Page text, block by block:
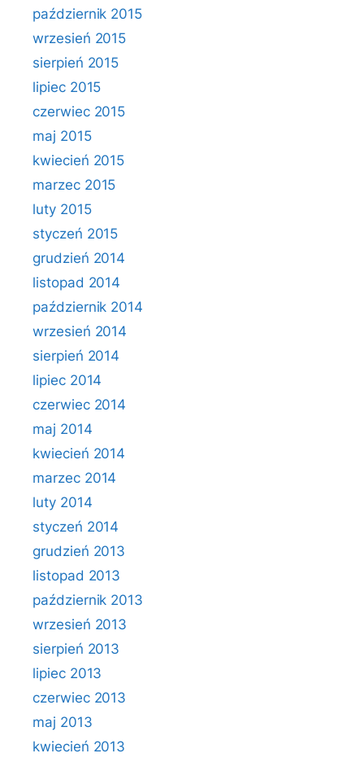
październik 2015
wrzesień 2015
sierpień 2015
lipiec 2015
czerwiec 2015
maj 2015
kwiecień 2015
marzec 2015
luty 2015
styczeń 2015
grudzień 2014
listopad 2014
październik 2014
wrzesień 2014
sierpień 2014
lipiec 2014
czerwiec 2014
maj 2014
kwiecień 2014
marzec 2014
luty 2014
styczeń 2014
grudzień 2013
listopad 2013
październik 2013
wrzesień 2013
sierpień 2013
lipiec 2013
czerwiec 2013
maj 2013
kwiecień 2013